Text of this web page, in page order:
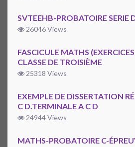
SVTEEHB-PROBATOIRE SERIE
26046 Views
FASCICULE MATHS
CLASSE DE TROISIÈME
25318 Views
EXEMPLE DE DISSERTATION
C D.TERMINALE A C D
24944 Views
MATHS-PROBATOIRE C-